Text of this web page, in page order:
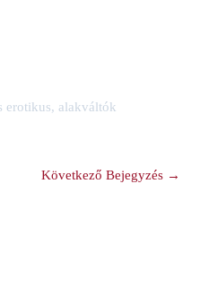
erotikus, alakváltók
Következő Bejegyzés →